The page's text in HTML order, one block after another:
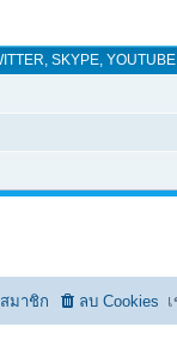
SKYPE, YOUTUBE
ลบ Cookies
มาชิก